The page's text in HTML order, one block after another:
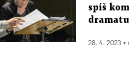
spíš
28. 4. 2023